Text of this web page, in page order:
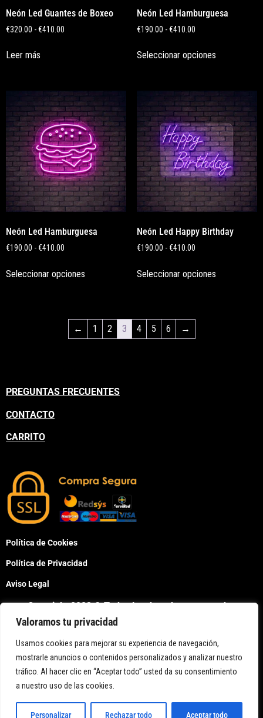
Valoramos tu privacidad
Usamos cookies para mejorar su experiencia de navegación,
mostrarle anuncios o contenidos personalizados y analizar nuestro
tráfico. Al hacer clic en “Aceptar todo” usted da su consentimiento
a nuestro uso de las cookies.
Personalizar Rechazar todo Aceptar todo
Neón Led Guantes de Boxeo
€320.00 -€410.00
Leer más
Neón Led Hamburguesa
€190.00 - €410.00
Seleccionar opciones
Neón Led Hamburguesa
€190.00 -€410.00
Seleccionar opciones
Neón Led Happy Birthday
€190.00 - €410.00
Seleccionar opciones
← 1 2 3 4 5 6 →
PREGUNTAS FRECUENTES
CONTACTO
CARRITO
Política de Cookies
Política de Privacidad
Aviso Legal
Copyright 2023 © Todos los derechos reservados
Bienvenido a Neon Led Spain,